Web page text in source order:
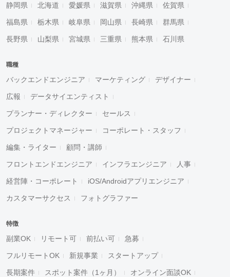
静岡県 北海道 愛媛県 滋賀県 沖縄県 佐賀県
福島県 栃木県 岐阜県 岡山県 長崎県 群馬県
長野県 山梨県 宮城県 三重県 熊本県 石川県
職種
バックエンドエンジニア マーケティング デザイナー
広報 データサイエンティスト
プランナー・ディレクター セールス
プロジェクトマネージャー コーポレート・スタッフ
編集・ライター 顧問・講師
フロントエンドエンジニア インフラエンジニア 人事
経営陣・コーポレート iOS/Androidアプリエンジニア
カスタマーサクセス フォトグラファー
特徴
副業OK リモート可 前払い可 急募
フルリモートOK 新規事業 スタートアップ
長期案件 スポット案件（1ヶ月） オンライン面談OK